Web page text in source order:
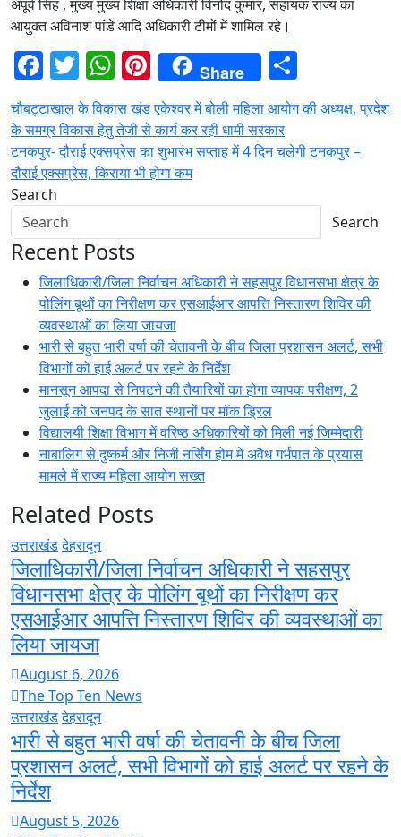
अपूर्व सिंह , मुख्य मुख्य शिक्षा अधिकारी विनोद कुमार, सहायक राज्य का
आयुक्त अविनाश पांडे आदि अधिकारी टीमों में शामिल रहे।
Facebook
Twitter
WhatsApp
Pinterest
Share
Post
navigation
चौबट्टाखाल के विकास खंड एकेश्वर में बोली महिला आयोग की अध्यक्ष, प्रदेश
के समग्र विकास हेतु तेजी से कार्य कर रही धामी सरकार
टनकपुर- दौराई एक्सप्रेस का शुभारंभ सप्ताह में 4 दिन चलेगी टनकपुर –
दौराई एक्सप्रेस, किराया भी होगा कम
Search
Search
Recent Posts
जिलाधिकारी/जिला निर्वाचन अधिकारी ने सहसपुर विधानसभा क्षेत्र के
पोलिंग बूथों का निरीक्षण कर एसआईआर आपत्ति निस्तारण शिविर की
व्यवस्थाओं का लिया जायजा
भारी से बहुत भारी वर्षा की चेतावनी के बीच जिला प्रशासन अलर्ट, सभी
विभागों को हाई अलर्ट पर रहने के निर्देश
मानसून आपदा से निपटने की तैयारियों का होगा व्यापक परीक्षण, 2
जुलाई को जनपद के सात स्थानों पर मॉक ड्रिल
विद्यालयी शिक्षा विभाग में वरिष्ठ अधिकारियों को मिली नई जिम्मेदारी
नाबालिग से दुष्कर्म और निजी नर्सिंग होम में अवैध गर्भपात के प्रयास
मामले में राज्य महिला आयोग सख्त
Related Posts
उत्तराखंडदेहरादून
जिलाधिकारी/जिला निर्वाचन अधिकारी ने सहसपुर
विधानसभा क्षेत्र के पोलिंग बूथों का निरीक्षण कर
एसआईआर आपत्ति निस्तारण शिविर की व्यवस्थाओं का
लिया जायजा
August 6, 2026
The Top Ten News
उत्तराखंडदेहरादून
भारी से बहुत भारी वर्षा की चेतावनी के बीच जिला
प्रशासन अलर्ट, सभी विभागों को हाई अलर्ट पर रहने के
निर्देश
August 5, 2026